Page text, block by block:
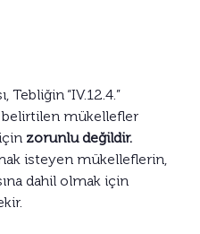
Tebliğin “IV.12.4.”
mükellefler
zorunlu değildir.
isteyen mükelleflerin,
dahil olmak için